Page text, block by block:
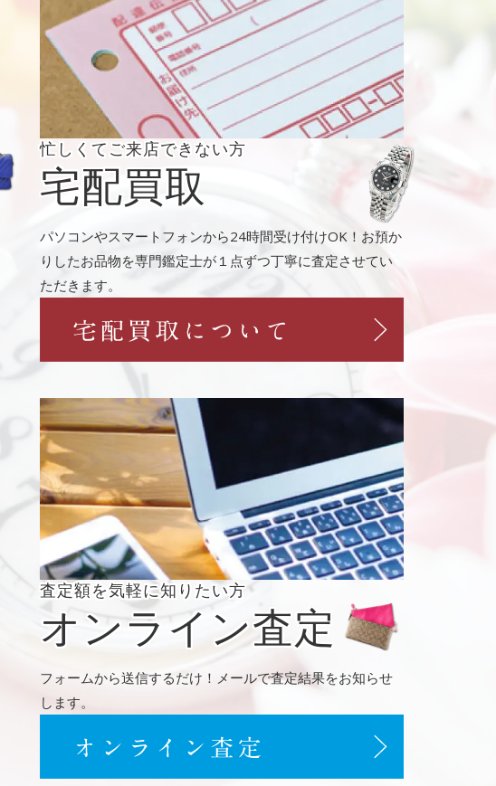
忙しくてご来店できない方
宅配買取
パソコンやスマートフォンから24時間受け付けOK！お預か
りしたお品物を専門鑑定士が１点ずつ丁寧に査定させてい
ただきます。
査定額を気軽に知りたい方
オンライン査定
フォームから送信するだけ！メールで査定結果をお知らせ
します。